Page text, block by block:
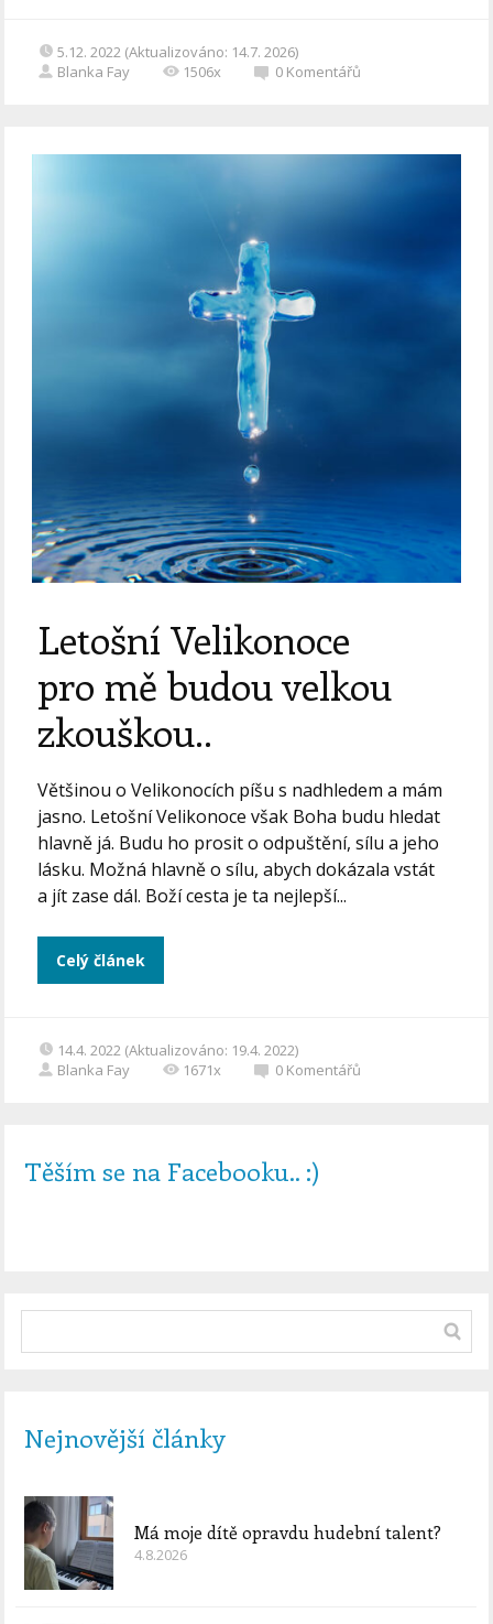
5.12. 2022 (Aktualizováno: 14.7. 2026)
Blanka Fay
1506x 0 Komentářů
Letošní Velikonoce
pro mě budou velkou
zkouškou..
Většinou o Velikonocích píšu s nadhledem a mám
jasno. Letošní Velikonoce však Boha budu hledat
hlavně já. Budu ho prosit o odpuštění, sílu a jeho
lásku. Možná hlavně o sílu, abych dokázala vstát
a jít zase dál. Boží cesta je ta nejlepší...
Celý článek
14.4. 2022 (Aktualizováno: 19.4. 2022)
Blanka Fay
1671x 0 Komentářů
Těším se na Facebooku.. :)
Nejnovější články
Má moje dítě opravdu hudební talent?
4.8.2026